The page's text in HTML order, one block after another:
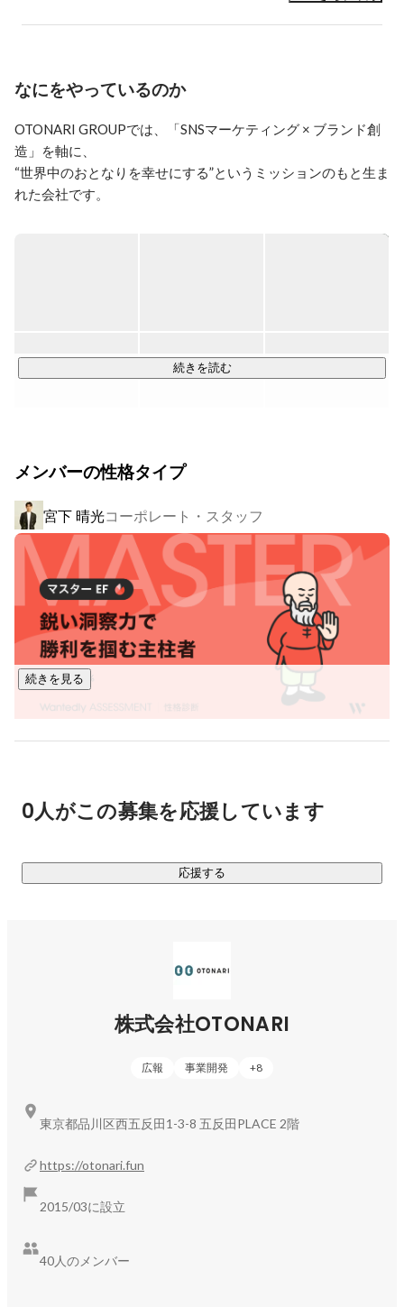
なにをやっているのか
OTONARI GROUPでは、「SNSマーケティング × ブランド創
造」を軸に、
“世界中のおとなりを幸せにする”というミッションのもと生ま
れた会社です。
エンサー"と長年蓄積した"売れる企画"を"クライアント様の魅
￣￣￣￣￣￣￣￣￣￣
□ アフィリエイト事業
インスタグラマーやYouTuber、TikTokerなどインフルエンサ
ーに特化した成果報酬型ASP（アフィリエイトプラットフォ
ーム）を運営しています。
提携インフルエンサー数は6,000名を突破しており、売れる案
件やノウハウ、コンサルティングの提供を通じて、インフル
エンサーの成果報酬を最大化しています。
▼合計40アカウント／総フォロワー250万超！自社運用SNS
アカウントの一部をご紹介▼
□ ショートムービーマーケティング事業
主）への、SNSマーケティング支援事業です。
OTONARI GROUP独自の"売れるSNSマーケティング"のノウハ
ントのマーケティング成果を最大化します。
「SNS×ブランド」をコンセプトに、インスタ発のブランドを
品「にこにこ」シリーズを展開中（楽天にてカテゴリ1位獲得
実績あり）。
品を中心にさらなるブランドを展開予定です。
続きを読む
メンバーの性格タイプ
宮下 晴光コーポレート・スタッフ
続きを見る
0人がこの募集を応援しています
応援する
株式会社OTONARI
広報 事業開発 +8
https://otonari.fun
2015/03に設立
40人のメンバー
東京都品川区西五反田1-3-8 五反田PLACE 2階